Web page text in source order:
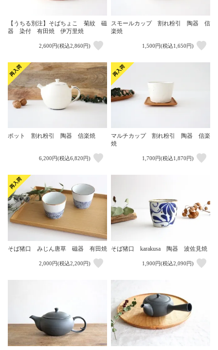
【うちる別注】そばちょこ 菊紋 磁
器 染付 有田焼 伊万里焼
2,600円(税込2,860円)
スモールカップ 割れ粉引 陶器 信
楽焼
1,500円(税込1,650円)
ポット 割れ粉引 陶器 信楽焼
6,200円(税込6,820円)
マルチカップ 割れ粉引 陶器 信楽
焼
1,700円(税込1,870円)
そば猪口 みじん唐草 磁器 有田焼
2,000円(税込2,200円)
そば猪口 karakusa 陶器 波佐見焼
1,900円(税込2,090円)